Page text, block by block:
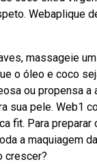
Webaplique
massageie
o óleo e coco
ou propensa
sua pele. Web1
fit. Para
a maquiagem
crescer?